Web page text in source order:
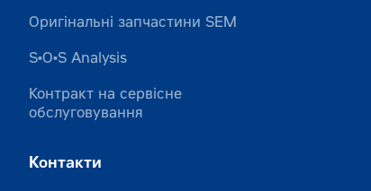
Оригінальні запчастини SEM
S•O•S Analysis
Контракт на сервісне
обслуговування
Контакти